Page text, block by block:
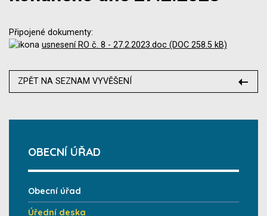
Připojené dokumenty:
usnesení RO č. 8 - 27.2.2023.doc (DOC 258.5 kB)
ZPĚT NA SEZNAM VYVĚŠENÍ
OBECNÍ ÚŘAD
Obecní úřad
Úřední deska